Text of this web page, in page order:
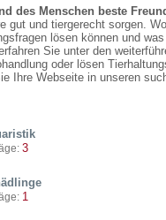
des Menschen beste
gut und tiergerecht sorgen.
lösen können und
Sie unter den
oder lösen
Ihre Webseite in unseren
3
1